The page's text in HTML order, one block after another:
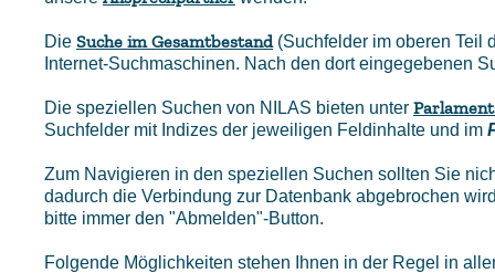
Die Suche im Gesamtbestand(Suchfelder im oberen Teil
Internet-Suchmaschinen. Nach den dort eingegebenen
Die speziellen Suchen von NILAS bieten unter
Suchfelder mit Indizes der jeweiligen Feldinhalte und im
Zum Navigieren in den speziellen Suchen sollten Sie
dadurch die Verbindung zur Datenbank abgebrochen
bitte immer den "Abmelden"-Button.
Folgende Möglichkeiten stehen Ihnen in der Regel in